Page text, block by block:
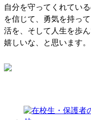
自分を守ってくれてい
を信じて、勇気を持っ
活を、そして人生を歩
嬉しいな、と思います。